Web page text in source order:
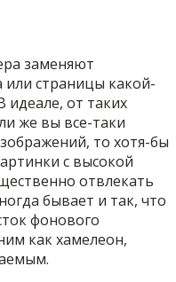
заменяют
или страницы какой-
идеале, от таких
же вы все-таки
то хотя-бы
с высокой
отвлекать
бывает и так, что
фонового
как хамелеон,